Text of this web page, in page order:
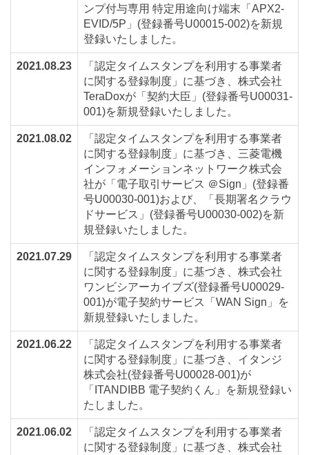
ンプ付与専用 特定用途向け端末「APX2-
EVID/5P」(登録番号U00015-002)を新規
登録いたしました。
2021.08.23
「認定タイムスタンプを利用する事業者
に関する登録制度」に基づき、株式会社
TeraDoxが「契約大臣」(登録番号U00031-
001)を新規登録いたしました。
2021.08.02
「認定タイムスタンプを利用する事業者
に関する登録制度」に基づき、三菱電機
インフォメーションネットワーク株式会
社が「電子取引サービス ＠Sign」(登録番
号U00030-001)および、「長期署名クラウ
ドサービス」(登録番号U00030-002)を新
規登録いたしました。
2021.07.29
「認定タイムスタンプを利用する事業者
に関する登録制度」に基づき、株式会社
ワンビシアーカイブズ(登録番号U00029-
001)が電子契約サービス「WAN Sign」を
新規登録いたしました。
2021.06.22
「認定タイムスタンプを利用する事業者
に関する登録制度」に基づき、イタンジ
株式会社(登録番号U00028-001)が
「ITANDIBB 電子契約くん」を新規登録い
たしました。
2021.06.02
「認定タイムスタンプを利用する事業者
に関する登録制度」に基づき、株式会社